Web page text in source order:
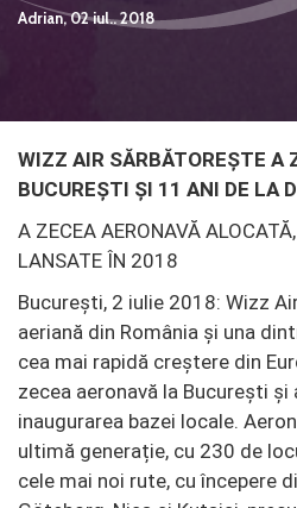
Adrian,02 iul.. 2018
WIZZ AIR SĂRBĂTOREȘTE A
BUCUREȘTI ȘI 11 ANI DE LA
A ZECEA AERONAVĂ
LANSATE ÎN 2018
București, 2 iulie 2018: Wizz
aeriană din România și una
cea mai rapidă creștere din
zecea aeronavă la București
inaugurarea bazei locale.
ultimă generație, cu 230 de
cele mai noi rute, cu începere